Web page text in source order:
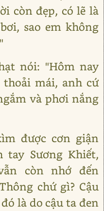
còn đẹp, có lẽ là
sao em không
nói: "Hôm nay
mái, anh cứ
và phơi nắng
được cơn giận
tay Sương Khiết,
còn nhớ đến
chứ gì? Cậu
là do cậu ta đen